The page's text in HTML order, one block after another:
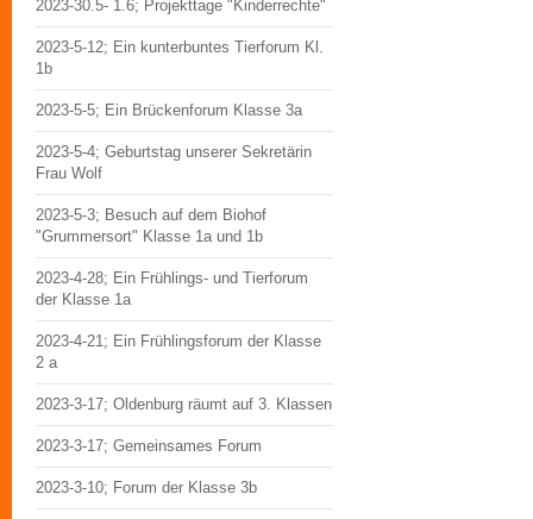
2023-30.5- 1.6; Projekttage "Kinderrechte"
2023-5-12; Ein kunterbuntes Tierforum Kl.
1b
2023-5-5; Ein Brückenforum Klasse 3a
2023-5-4; Geburtstag unserer Sekretärin
Frau Wolf
2023-5-3; Besuch auf dem Biohof
"Grummersort" Klasse 1a und 1b
2023-4-28; Ein Frühlings- und Tierforum
der Klasse 1a
2023-4-21; Ein Frühlingsforum der Klasse
2 a
2023-3-17; Oldenburg räumt auf 3. Klassen
2023-3-17; Gemeinsames Forum
2023-3-10; Forum der Klasse 3b